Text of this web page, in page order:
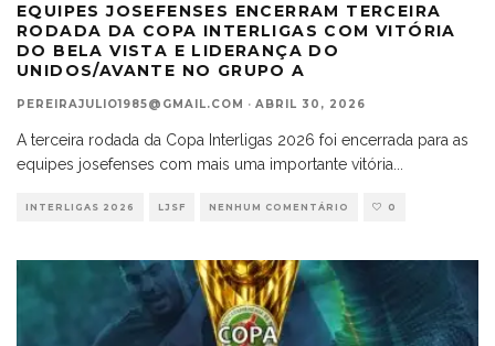
EQUIPES JOSEFENSES ENCERRAM TERCEIRA
RODADA DA COPA INTERLIGAS COM VITÓRIA
DO BELA VISTA E LIDERANÇA DO
UNIDOS/AVANTE NO GRUPO A
PEREIRAJULIO1985@GMAIL.COM · ABRIL 30, 2026
A terceira rodada da Copa Interligas 2026 foi encerrada para as
equipes josefenses com mais uma importante vitória...
INTERLIGAS 2026 LJSF NENHUM COMENTÁRIO 0